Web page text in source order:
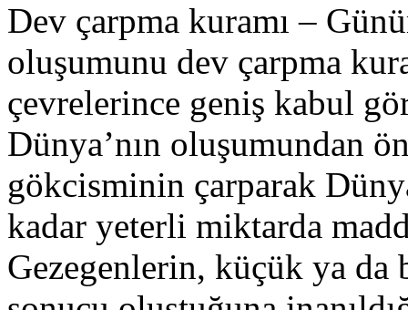
Dev çarpma kuramı –
oluşumunu dev çarpma
çevrelerince geniş kabul
Dünya’nın oluşumundan
gökcisminin çarparak
kadar yeterli miktarda
Gezegenlerin, küçük ya da